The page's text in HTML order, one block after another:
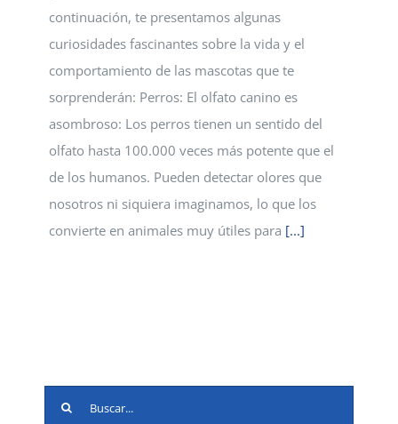
continuación, te presentamos algunas
curiosidades fascinantes sobre la vida y el
comportamiento de las mascotas que te
sorprenderán: Perros: El olfato canino es
asombroso: Los perros tienen un sentido del
olfato hasta 100.000 veces más potente que el
de los humanos. Pueden detectar olores que
nosotros ni siquiera imaginamos, lo que los
convierte en animales muy útiles para [...]
Buscar: